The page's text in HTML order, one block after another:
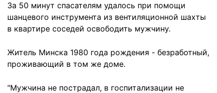
За 50 минут спасателям удалось при помощи
шанцевого инструмента из вентиляционной шахты
в квартире соседей освободить мужчину.
Житель Минска 1980 года рождения - безработный,
проживающий в том же доме.
"Мужчина не пострадал, в госпитализации не